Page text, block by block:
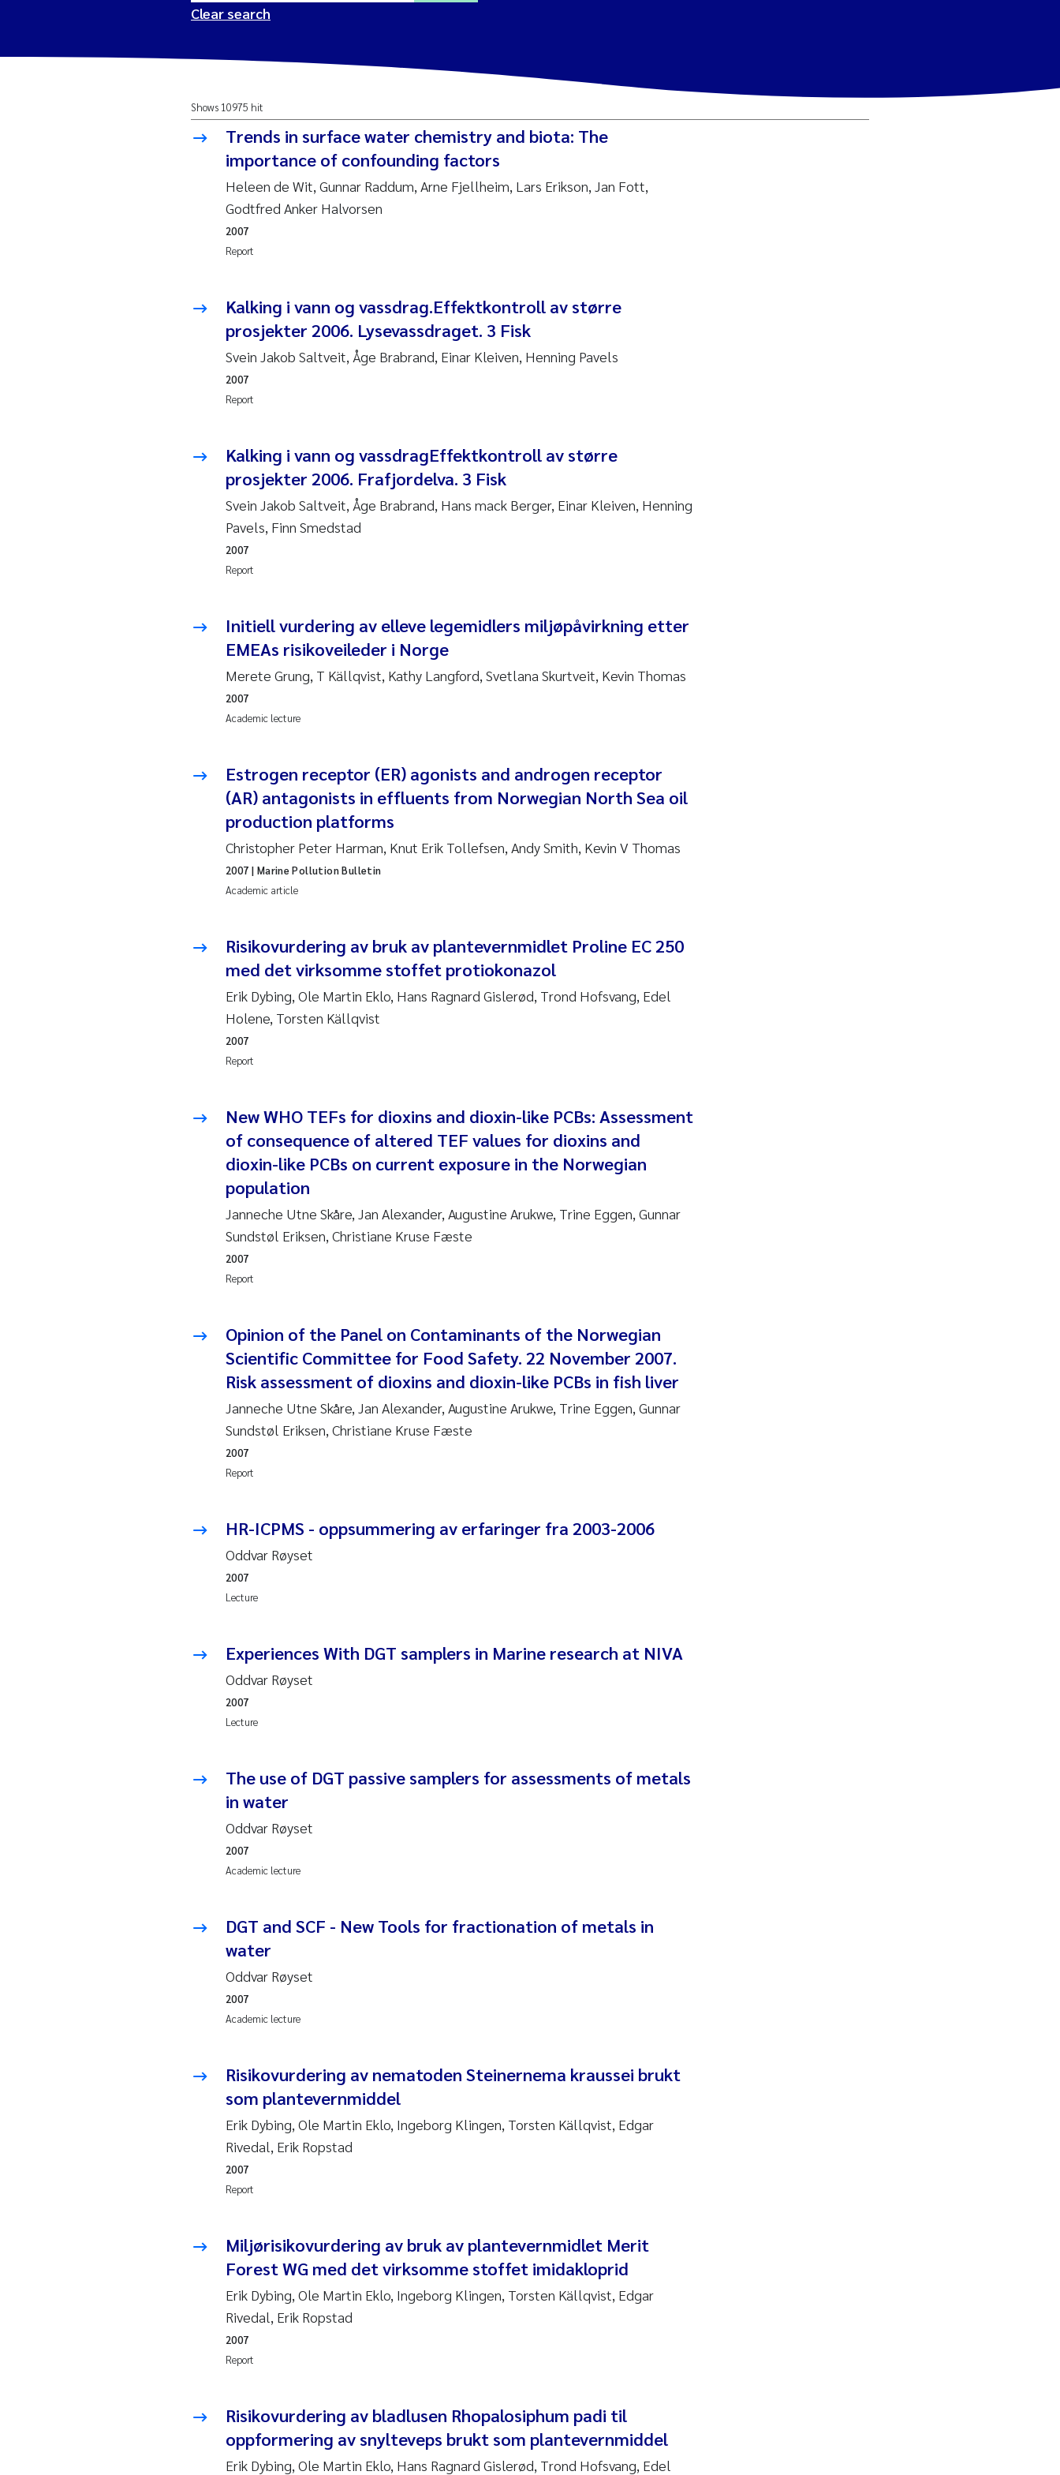
2025
2024
2023
2022
2020
2019
2018
2016
2015
2014
2012
2011
2010
2008
2007
2006
Amy Lusher
Åse Åtland
Trine Bekkby
Johnny Håll
Susanne Claudia Schneider
Ole-Kristian Hess-Erga
Caroline Mengeot
Kari Austnes
Laura Friedrich
Eli Rinde
Benoit Olivier Demars
Maia Røst Kile
Birger Skjelbred
Inga Fløisand
Lena Haugland Moen
Maria Thérése Hultman
Vladyslava Hostyeva
Valentina Elena Tartiu
Tânia Cristina Gomes
Thorjørn Larssen
Elisabeth Støhle Rødland
Camilla With Fagerli
Jan-Erik Thrane
Belinda Valdecanas
Roar Brænden
Susan Skogtvedt Røed
Medyan Esam Ghareeb
Heleen de Wit
Wenche Eikrem
Reset
Clear search
Shows 10975 hit
Trends in surface water chemistry and biota: The
importance of confounding factors
Heleen de Wit, Gunnar Raddum, Arne Fjellheim, Lars Erikson, Jan Fott,
Godtfred Anker Halvorsen
Report
2007
Kalking i vann og vassdrag.Effektkontroll av større
prosjekter 2006. Lysevassdraget. 3 Fisk
Svein Jakob Saltveit, Åge Brabrand, Einar Kleiven, Henning Pavels
Report
2007
Kalking i vann og vassdragEffektkontroll av større
prosjekter 2006. Frafjordelva. 3 Fisk
Svein Jakob Saltveit, Åge Brabrand, Hans mack Berger, Einar Kleiven, Henning
Pavels, Finn Smedstad
Report
2007
Initiell vurdering av elleve legemidlers miljøpåvirkning etter
EMEAs risikoveileder i Norge
Merete Grung, T Källqvist, Kathy Langford, Svetlana Skurtveit, Kevin Thomas
Academic lecture
2007
Estrogen receptor (ER) agonists and androgen receptor
(AR) antagonists in effluents from Norwegian North Sea oil
production platforms
Christopher Peter Harman, Knut Erik Tollefsen, Andy Smith, Kevin V Thomas
Academic article
2007 | Marine Pollution Bulletin
Risikovurdering av bruk av plantevernmidlet Proline EC 250
med det virksomme stoffet protiokonazol
Erik Dybing, Ole Martin Eklo, Hans Ragnard Gislerød, Trond Hofsvang, Edel
Holene, Torsten Källqvist
Report
2007
New WHO TEFs for dioxins and dioxin-like PCBs: Assessment
of consequence of altered TEF values for dioxins and
dioxin-like PCBs on current exposure in the Norwegian
population
Janneche Utne Skåre, Jan Alexander, Augustine Arukwe, Trine Eggen, Gunnar
Sundstøl Eriksen, Christiane Kruse Fæste
Report
2007
Opinion of the Panel on Contaminants of the Norwegian
Scientific Committee for Food Safety. 22 November 2007.
Risk assessment of dioxins and dioxin-like PCBs in fish liver
Janneche Utne Skåre, Jan Alexander, Augustine Arukwe, Trine Eggen, Gunnar
Sundstøl Eriksen, Christiane Kruse Fæste
Report
2007
HR-ICPMS - oppsummering av erfaringer fra 2003-2006
Oddvar Røyset
Lecture
2007
Experiences With DGT samplers in Marine research at NIVA
Oddvar Røyset
Lecture
2007
The use of DGT passive samplers for assessments of metals
in water
Oddvar Røyset
Academic lecture
2007
DGT and SCF - New Tools for fractionation of metals in
water
Oddvar Røyset
Academic lecture
2007
Risikovurdering av nematoden Steinernema kraussei brukt
som plantevernmiddel
Erik Dybing, Ole Martin Eklo, Ingeborg Klingen, Torsten Källqvist, Edgar
Rivedal, Erik Ropstad
Report
2007
Miljørisikovurdering av bruk av plantevernmidlet Merit
Forest WG med det virksomme stoffet imidakloprid
Erik Dybing, Ole Martin Eklo, Ingeborg Klingen, Torsten Källqvist, Edgar
Rivedal, Erik Ropstad
Report
2007
Risikovurdering av bladlusen Rhopalosiphum padi til
oppformering av snylteveps brukt som plantevernmiddel
Erik Dybing, Ole Martin Eklo, Hans Ragnard Gislerød, Trond Hofsvang, Edel